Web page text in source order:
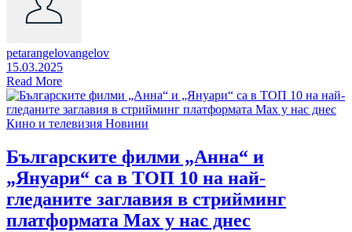
petarangelovangelov
15.03.2025
Read More
Кино и телевизия Новини
Българските филми „Анна“ и
„Януари“ са в ТОП 10 на най-
гледаните заглавия в стрийминг
платформата Max у нас днес